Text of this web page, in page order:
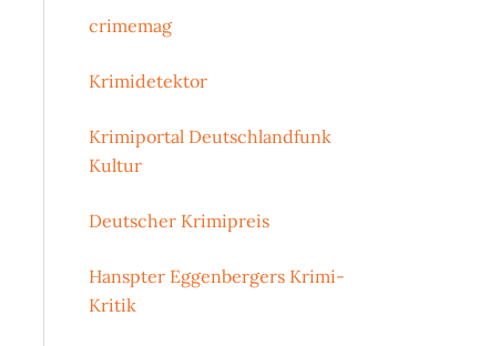
crimemag
Krimidetektor
Krimiportal Deutschlandfunk
Kultur
Deutscher Krimipreis
Hanspter Eggenbergers Krimi-
Kritik